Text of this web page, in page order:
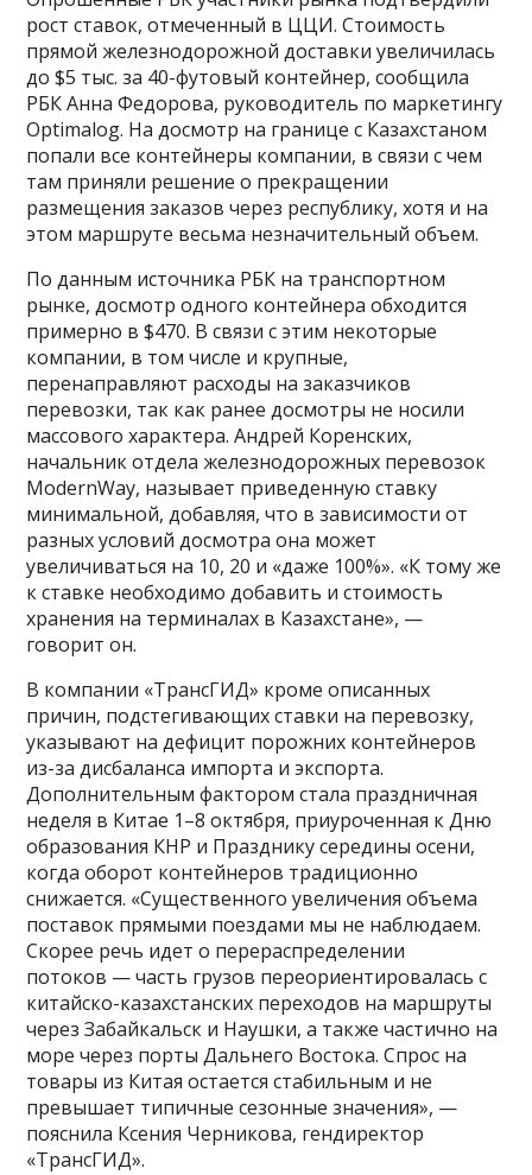
рост ставок, отмеченный в ЦЦИ. Стоимость
прямой железнодорожной доставки увеличилась
до $5 тыс. за 40-футовый контейнер, сообщила
РБК Анна Федорова, руководитель по маркетингу
Optimalog. На досмотр на границе с Казахстаном
попали все контейнеры компании, в связи с чем
там приняли решение о прекращении
размещения заказов через республику, хотя и на
этом маршруте весьма незначительный объем.
По данным источника РБК на транспортном
рынке, досмотр одного контейнера обходится
примерно в $470. В связи с этим некоторые
компании, в том числе и крупные,
перенаправляют расходы на заказчиков
перевозки, так как ранее досмотры не носили
массового характера. Андрей Коренских,
начальник отдела железнодорожных перевозок
ModernWay, называет приведенную ставку
минимальной, добавляя, что в зависимости от
разных условий досмотра она может
увеличиваться на 10, 20 и «даже 100%». «К тому же
к ставке необходимо добавить и стоимость
хранения на терминалах в Казахстане», —
говорит он.
В компании «ТрансГИД» кроме описанных
причин, подстегивающих ставки на перевозку,
указывают на дефицит порожних контейнеров
из-за дисбаланса импорта и экспорта.
Дополнительным фактором стала праздничная
неделя в Китае 1–8 октября, приуроченная к Дню
образования КНР и Празднику середины осени,
когда оборот контейнеров традиционно
снижается. «Существенного увеличения объема
поставок прямыми поездами мы не наблюдаем.
Скорее речь идет о перераспределении
потоков — часть грузов переориентировалась с
китайско-казахстанских переходов на маршруты
через Забайкальск и Наушки, а также частично на
море через порты Дальнего Востока. Спрос на
товары из Китая остается стабильным и не
превышает типичные сезонные значения», —
пояснила Ксения Черникова, гендиректор
«ТрансГИД».